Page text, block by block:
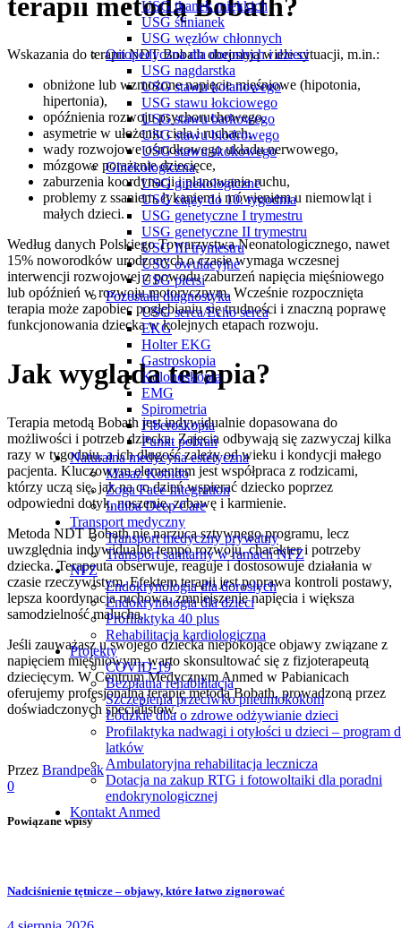
USG tkanek miękkich
USG ślinianek
USG węzłów chłonnych
Ortopedyczna dla dorosłych i dzieci
USG nagdarstka
USG stawu kolanowego
USG stawu łokciowego
USG stawu barkowego
USG stawu biodrowego
USG stawu skokowego
Ginekologiczna
USG ginekologiczne
USG ciąży do 10. tygodnia
USG genetyczne I trymestru
USG genetyczne II trymestru
USG III trymestru
USG owulacyjne
USG piersi
Pozostała diagnostyka
USG serca/Echo serca
EKG
Holter EKG
Gastroskopia
Kolonoskopia
EMG
Spirometria
Fiberoskopia
Punkt pobrań
Naturalna medycyna estetyczna
Masaż Kobido
Zoga Face Integration
Indiba Deep Care
Transport medyczny
Transport medyczny prywatny
Transport sanitarny w ramach NFZ
NFZ
Endokrynologia dla dorosłych
Endokrynologia dla dzieci
Profilaktyka 40 plus
Rehabilitacja kardiologiczna
Projekty
COVID-19
Bezpłatna rehabilitacja
Szczepienia przeciwko pneumokokom
Łódzkie dba o zdrowe odżywianie dzieci
Profilaktyka nadwagi i otyłości u dzieci – program
latków
Ambulatoryjna rehabilitacja lecznicza
Dotacja na zakup RTG i fotowoltaiki dla poradni
endokrynologicznej
Kontakt Anmed
Wskazania do terapii NDT Bobath obejmują wiele sytuacji, m.in.:
obniżone lub wzmożone napięcie mięśniowe (hipotonia,
hipertonia),
opóźnienia rozwoju psychoruchowego,
asymetrie w ułożeniu ciała i ruchach,
wady rozwojowe ośrodkowego układu nerwowego,
mózgowe porażenie dziecięce,
zaburzenia koordynacji i planowania ruchu,
problemy z ssaniem, łykaniem i mówieniem u niemowląt i
małych dzieci.
Według danych Polskiego Towarzystwa Neonatologicznego, nawet
15% noworodków urodzonych o czasie wymaga wczesnej
interwencji rozwojowej z powodu zaburzeń napięcia mięśniowego
lub opóźnień w rozwoju motorycznym. Wcześnie rozpocznięta
terapia może zapobiec pogłębianiu się trudności i znaczną poprawę
funkcjonowania dziecka w kolejnych etapach rozwoju.
Jak wygląda terapia?
Terapia metodą Bobath jest indywidualnie dopasowana do
możliwości i potrzeb dziecka. Zajęcia odbywają się zazwyczaj kilka
razy w tygodniu, a ich długość zależy od wieku i kondycji małego
pacjenta. Kluczowym elementem jest współpraca z rodzicami,
którzy uczą się, jak na co dzień wspierać dziecko poprzez
odpowiedni dotyk, noszenie, zabawę i karmienie.
Metoda NDT Bobath nie narzuca sztywnego programu, lecz
uwzględnia indywidualne tempo rozwoju, charakter i potrzeby
dziecka. Terapeuta obserwuje, reaguje i dostosowuje działania w
czasie rzeczywistym. Efektem terapii jest poprawa kontroli postawy,
lepsza koordynacja ruchowa, zmniejszenie napięcia i większa
samodzielność malucha.
Jeśli zauważasz u swojego dziecka niepokojące objawy związane z
napięciem mięśniowym, warto skonsultować się z fizjoterapeutą
dziecięcym. W Centrum Medycznym Anmed w Pabianicach
oferujemy profesjonalną terapię metodą Bobath, prowadzoną przez
doświadczonych specjalistów.
Przez Brandpeak
0
Powiązane wpisy
Nadciśnienie tętnicze – objawy, które łatwo zignorować